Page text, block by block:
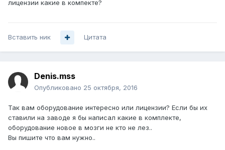
лицензии какие в компекте?
Вставить ник Цитата
Denis.mss
Опубликовано 25 октября, 2016
Так вам оборудование интересно или лицензии? Если бы их
ставили на заводе я бы написал какие в комплекте,
оборудование новое в мозги не кто не лез..
Вы пишите что вам нужно..